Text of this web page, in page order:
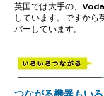
英国では大手の、
しています。ですから
バーしています。